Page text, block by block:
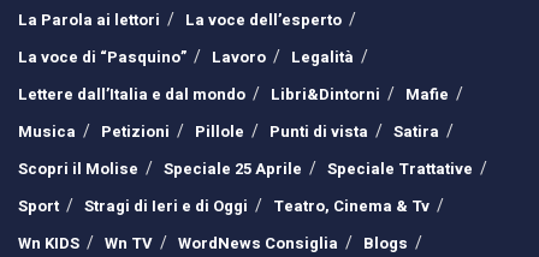
La Parola ai lettori
La voce dell’esperto
La voce di “Pasquino”
Lavoro
Legalità
Lettere dall’Italia e dal mondo
Libri&Dintorni
Mafie
Musica
Petizioni Pillole Punti di vista
Satira
Scopri il Molise
Speciale 25 Aprile
Speciale Trattative
Sport
Stragi di Ieri e di Oggi
Teatro, Cinema & Tv
Wn KIDS
Wn TV WordNews Consiglia
Blogs